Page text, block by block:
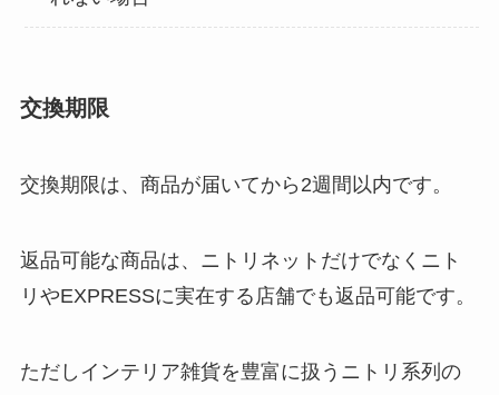
交換期限
交換期限は、商品が届いてから2週間以内です。
返品可能な商品は、ニトリネットだけでなくニト
リやEXPRESSに実在する店舗でも返品可能です。
ただしインテリア雑貨を豊富に扱うニトリ系列の